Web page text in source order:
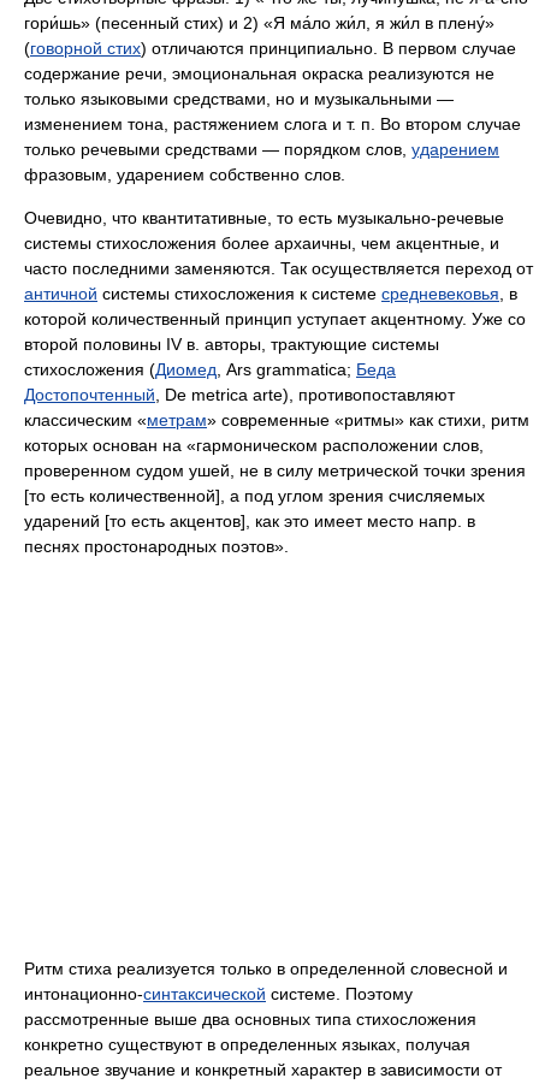
гори́шь» (песенный стих) и 2) «Я ма́ло жи́л, я жи́л в плену́»
(говорной стих) отличаются принципиально. В первом случае
содержание речи, эмоциональная окраска реализуются не
только языковыми средствами, но и музыкальными —
изменением тона, растяжением слога и т. п. Во втором случае
только речевыми средствами — порядком слов, ударением
фразовым, ударением собственно слов.
Очевидно, что квантитативные, то есть музыкально-речевые
системы стихосложения более архаичны, чем акцентные, и
часто последними заменяются. Так осуществляется переход от
античной системы стихосложения к системе средневековья , в
которой количественный принцип уступает акцентному. Уже со
второй половины IV в. авторы, трактующие системы
стихосложения (Диомед , Ars grammatica; Беда
Достопочтенный , De metrica arte), противопоставляют
классическим «метрам» современные «ритмы» как стихи, ритм
которых основан на «гармоническом расположении слов,
проверенном судом ушей, не в силу метрической точки зрения
[то есть количественной], а под углом зрения счисляемых
ударений [то есть акцентов], как это имеет место напр. в
песнях простонародных поэтов».
Ритм стиха реализуется только в определенной словесной и
интонационно-синтаксической системе. Поэтому
рассмотренные выше два основных типа стихосложения
конкретно существуют в определенных языках, получая
реальное звучание и конкретный характер в зависимости от